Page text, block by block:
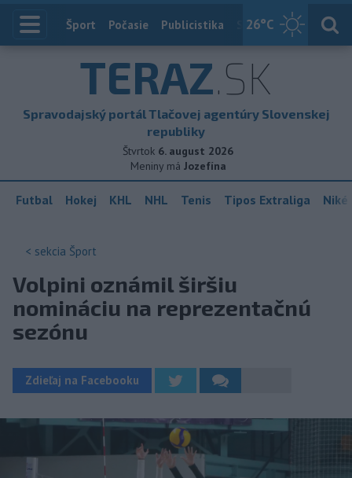
26°C
Index
Šport Počasie Publicistika Slovensko
TERAZ.SK
Spravodajský portál Tlačovej agentúry Slovenskej
republiky
Štvrtok 6. august 2026
Meniny má Jozefína
Futbal Hokej KHL NHL Tenis Tipos Extraliga
< sekcia Šport
Volpini oznámil širšiu
nomináciu na reprezentačnú
sezónu
Zdieľaj na Facebooku